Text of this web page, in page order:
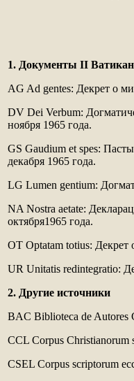
1. Документы II
AG Ad gentes: Декрет о
DV Dei Verbum:
ноября 1965 года.
GS Gaudium et spes:
декабря 1965 года.
LG Lumen gentium:
NA Nostra aetate:
октября1965 года.
OT Optatam totius: Декрет
UR Unitatis redintegratio:
2. Другие источники
BAC Biblioteca de Autores
CCL Corpus Christianorum
CSEL Corpus scriptorum